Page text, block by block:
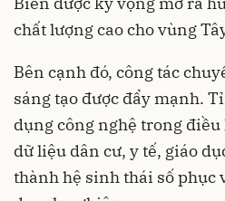
chất lượng cao cho vùng
Bên cạnh đó, công tác
sáng tạo được đẩy mạnh.
dụng công nghệ trong
dữ liệu dân cư, y tế, giáo
thành hệ sinh thái số phục